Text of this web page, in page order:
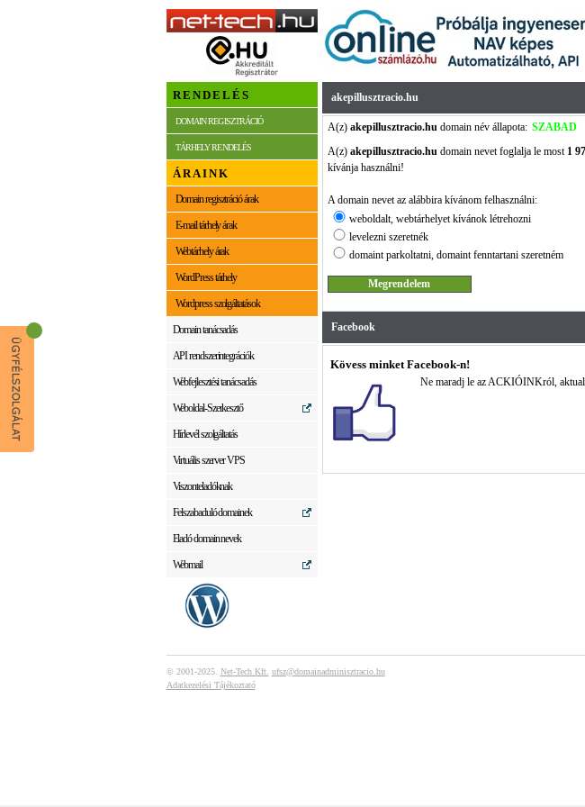
RENDELÉS
DOMAIN REGISZTRÁCIÓ
TÁRHELY RENDELÉS
ÁRAINK
Domain regisztráció árak
E-mail tárhely árak
Webtárhely árak
WordPress tárhely
Wordpress szolgáltatások
Domain tanácsadás
API rendszerintegrációk
Webfejlesztési tanácsadás
Weboldal-Szerkesztő
Hírlevél szolgáltatás
Virtuális szerver VPS
Viszonteladóknak
Felszabaduló domainek
Eladó domain nevek
Webmail
akepillusztracio.hu
A(z) akepillusztracio.hudomain név állapota: SZABAD
A(z) akepillusztracio.hudomain nevet foglalja le most 1
kívánja használni!
A domain nevet az alábbira kívánom felhasználni:
weboldalt, webtárhelyet kívánok létrehozni
levelezni szeretnék
domaint parkoltatni, domaint fenntartani szeretném
Facebook
Kövess minket Facebook-n!
Ne maradj le az ACKIÓINKról,
© 2001-2025. Net-Tech Kft. ufsz@domainadminisztracio.hu
Adatkezelési Tájékoztató